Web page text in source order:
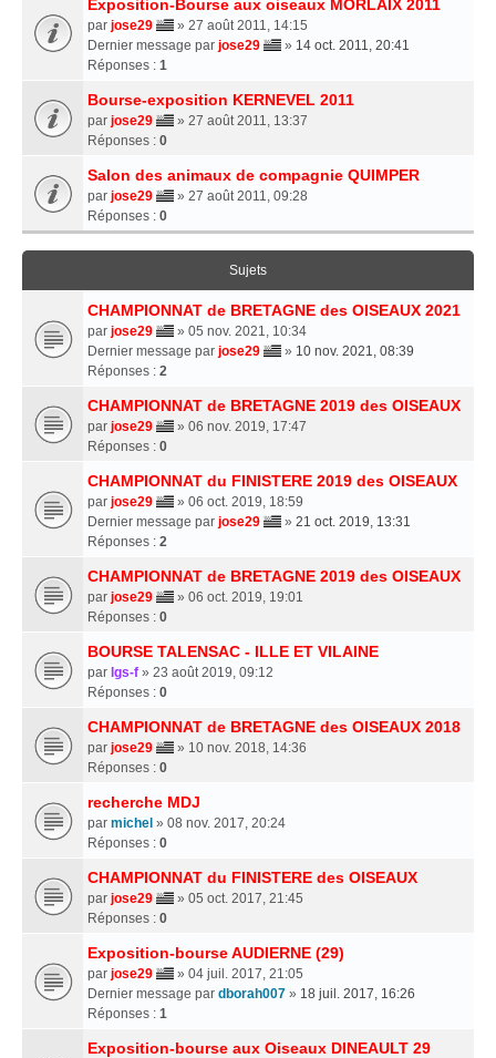
Exposition-Bourse aux oiseaux MORLAIX 2011
par jose29
» 27 août 2011, 14:15
Dernier message par jose29 » 14 oct. 2011, 20:41
Réponses : 1
Bourse-exposition KERNEVEL 2011
par jose29
» 27 août 2011, 13:37
Réponses : 0
Salon des animaux de compagnie QUIMPER
par jose29
» 27 août 2011, 09:28
Réponses : 0
Sujets
CHAMPIONNAT de BRETAGNE des OISEAUX 2021
par jose29
» 05 nov. 2021, 10:34
Dernier message par jose29 » 10 nov. 2021, 08:39
Réponses : 2
CHAMPIONNAT de BRETAGNE 2019 des OISEAUX
par jose29
» 06 nov. 2019, 17:47
Réponses : 0
CHAMPIONNAT du FINISTERE 2019 des OISEAUX
par jose29
» 06 oct. 2019, 18:59
Dernier message par jose29 » 21 oct. 2019, 13:31
Réponses : 2
CHAMPIONNAT de BRETAGNE 2019 des OISEAUX
par jose29
» 06 oct. 2019, 19:01
Réponses : 0
BOURSE TALENSAC - ILLE ET VILAINE
par lgs-f » 23 août 2019, 09:12
Réponses : 0
CHAMPIONNAT de BRETAGNE des OISEAUX 2018
par jose29
» 10 nov. 2018, 14:36
Réponses : 0
recherche MDJ
par michel » 08 nov. 2017, 20:24
Réponses : 0
CHAMPIONNAT du FINISTERE des OISEAUX
par jose29
» 05 oct. 2017, 21:45
Réponses : 0
Exposition-bourse AUDIERNE (29)
par jose29
» 04 juil. 2017, 21:05
Dernier message par dborah007 » 18 juil. 2017, 16:26
Réponses : 1
Exposition-bourse aux Oiseaux DINEAULT 29